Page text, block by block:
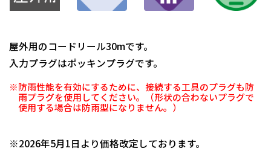
屋外用のコードリール30mです。
入力プラグはポッキンプラグです。
※防雨性能を有効にするために、接続する工具のプラグも防
雨プラグを使用してください。（形状の合わないプラグで
使用する場合は防雨型になりません。）
※2026年5月1日より価格改定しております。